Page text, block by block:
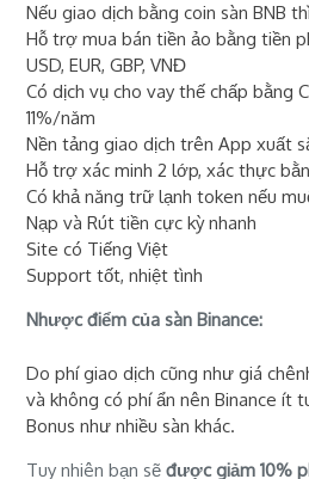
Nếu giao dịch bằng coin sàn BNB
Hỗ trợ mua bán tiền ảo bằng tiền
USD, EUR, GBP, VNĐ
Có dịch vụ cho vay thế chấp bằng
11%/năm
Nền tảng giao dịch trên App xuất
Hỗ trợ xác minh 2 lớp, xác thực
Có khả năng trữ lạnh token nếu
Nạp và Rút tiền cực kỳ nhanh
Site có Tiếng Việt
Support tốt, nhiệt tình
Nhược điểm của sàn Binance:
Do phí giao dịch cũng như giá
và không có phí ẩn nên Binance ít
Bonus như nhiều sàn khác.
Tuy nhiên bạn sẽđược giảm 10%